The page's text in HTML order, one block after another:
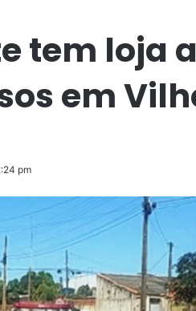
tem loja
em
pm